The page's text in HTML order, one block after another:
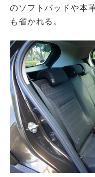
のソフトパッドや本
も省かれる。